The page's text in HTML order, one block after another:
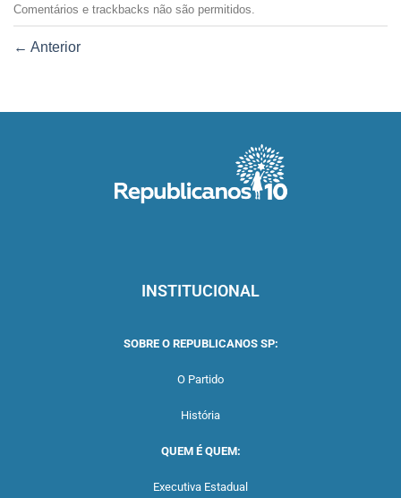
Comentários e trackbacks não são permitidos.
← Anterior
INSTITUCIONAL
SOBRE O REPUBLICANOS SP:
O Partido
História
QUEM É QUEM:
Executiva Estadual